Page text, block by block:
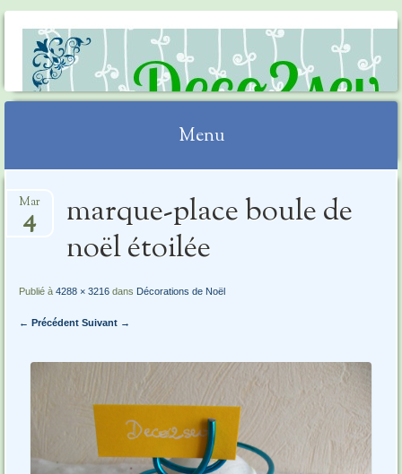
DECO2SEV
Menu
au
contenu
marque-place boule de
noël étoilée
Mar
4
Publié à4288 × 3216 dans Décorations de Noël
← Précédent Suivant →